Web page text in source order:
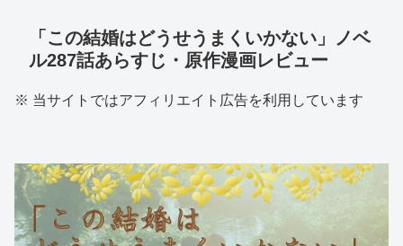
「この結婚はどうせうまくいかない」ノベ
ル287話あらすじ・原作漫画レビュー
※ 当サイトではアフィリエイト広告を利用しています